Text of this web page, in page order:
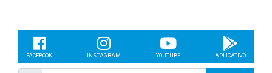
FACEBOOK INSTAGRAM YOUTUBE APLICATIVO